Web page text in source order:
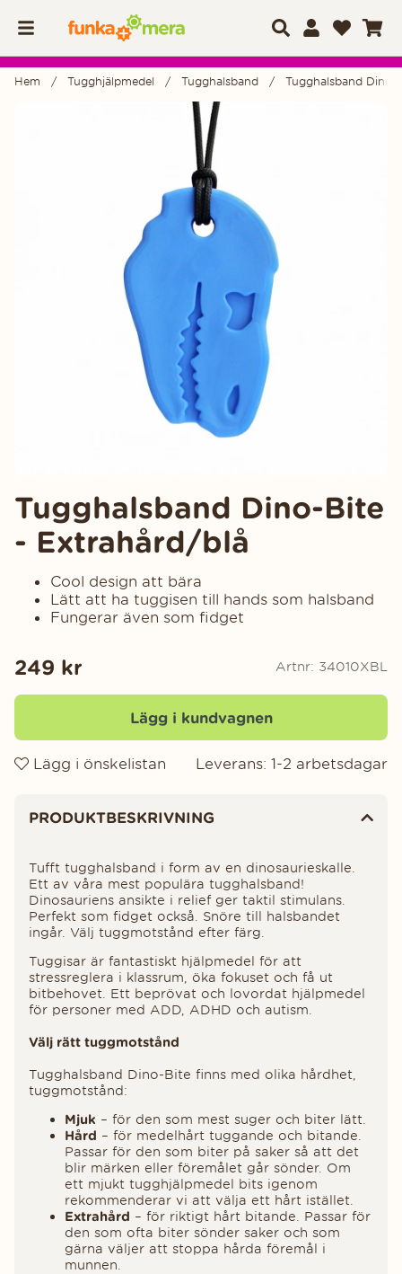
Hem Tugghjälpmedel Tugghalsband Tugghalsband
Tugghalsband Dino-Bite
- Extrahård/blå
Cool design att bära
Lätt att ha tuggisen till hands som halsband
Fungerar även som fidget
249 kr Artnr: 34010XBL
Lägg i kundvagnen
Lägg i önskelistan Leverans: 1-2 arbetsdagar
PRODUKTBESKRIVNING
Tufft tugghalsband i form av en dinosaurieskalle.
Ett av våra mest populära tugghalsband!
Dinosauriens ansikte i relief ger taktil stimulans.
Perfekt som fidget också. Snöre till halsbandet
ingår. Välj tuggmotstånd efter färg.
Tuggisar är fantastiskt hjälpmedel för att
stressreglera i klassrum, öka fokuset och få ut
bitbehovet. Ett beprövat och lovordat hjälpmedel
för personer med ADD, ADHD och autism.
Välj rätt tuggmotstånd
Tugghalsband Dino-Bite finns med olika hårdhet,
tuggmotstånd:
Mjuk – för den som mest suger och biter lätt.
Hård – för medelhårt tuggande och bitande.
Passar för den som biter på saker så att det
blir märken eller föremålet går sönder. Om
ett mjukt tugghjälpmedel bits igenom
rekommenderar vi att välja ett hårt istället.
Extrahård – för riktigt hårt bitande. Passar för
den som ofta biter sönder saker och som
gärna väljer att stoppa hårda föremål i
munnen.